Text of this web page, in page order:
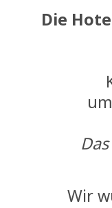
Die
Wir